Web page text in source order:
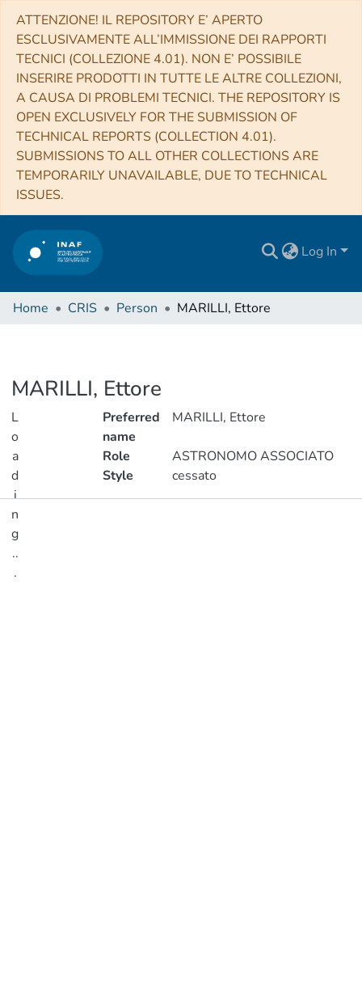
ATTENZIONE! IL REPOSITORY E’ APERTO
ESCLUSIVAMENTE ALL’IMMISSIONE DEI RAPPORTI
TECNICI (COLLEZIONE 4.01). NON E’ POSSIBILE
INSERIRE PRODOTTI IN TUTTE LE ALTRE COLLEZIONI,
A CAUSA DI PROBLEMI TECNICI. THE REPOSITORY IS
OPEN EXCLUSIVELY FOR THE SUBMISSION OF
TECHNICAL REPORTS (COLLECTION 4.01).
SUBMISSIONS TO ALL OTHER COLLECTIONS ARE
TEMPORARILY UNAVAILABLE, DUE TO TECHNICAL
ISSUES.
Log In
Home CRIS Person MARILLI, Ettore
MARILLI, Ettore
L
o
a
d
i
n
g
..
.
Preferred
name
MARILLI, Ettore
Role
ASTRONOMO ASSOCIATO
Style
cessato